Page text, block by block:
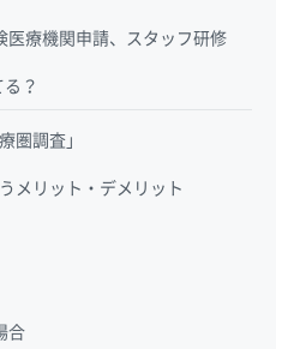
医療機関申請、スタッフ研修
？
圏調査」
メリット・デメリット
合